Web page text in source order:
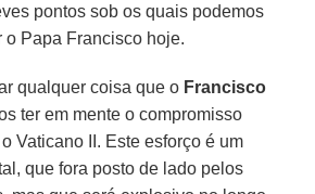
pontos sob os quais podemos
o Papa Francisco hoje.
qualquer coisa que o Francisco
ter em mente o compromisso
Vaticano II. Este esforço é um
que fora posto de lado pelos